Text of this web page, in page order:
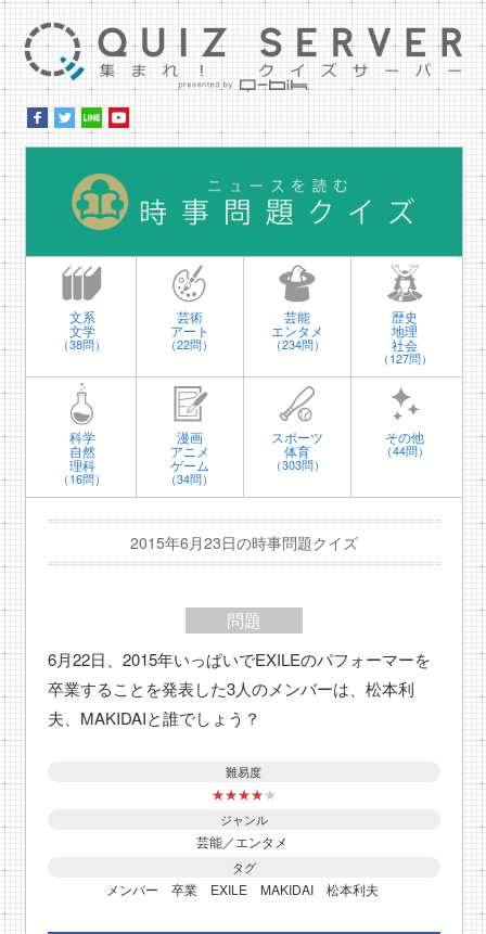
文系
文学
（38問）
芸術
アート
（22問）
芸能
エンタメ
（234問）
歴史
地理
社会
（127問）
科学
自然
理科
（16問）
漫画
アニメ
ゲーム
（34問）
スポーツ
体育
（303問）
その他
（44問）
2015年6月23日の時事問題クイズ
問題
6月22日、2015年いっぱいでEXILEのパフォーマーを
卒業することを発表した3人のメンバーは、松本利
夫、MAKIDAIと誰でしょう？
難易度
★★★★★
ジャンル
芸能／エンタメ
タグ
メンバー 卒業 EXILE MAKIDAI 松本利夫